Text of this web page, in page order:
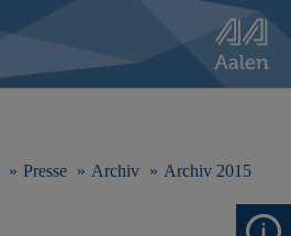
Presse Archiv Archiv 2015